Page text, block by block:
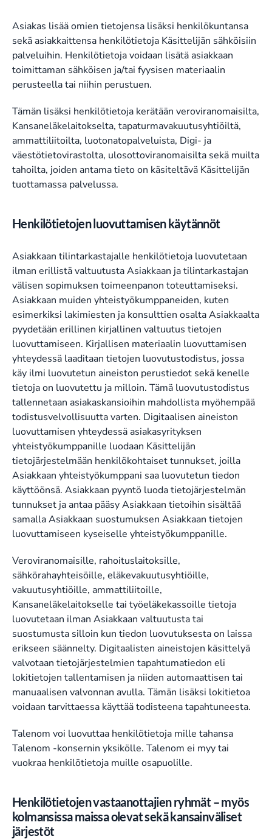
Asiakas lisää omien tietojensa lisäksi henkilökuntansa
sekä asiakkaittensa henkilötietoja Käsittelijän sähköisiin
palveluihin. Henkilötietoja voidaan lisätä asiakkaan
toimittaman sähköisen ja/tai fyysisen materiaalin
perusteella tai niihin perustuen.
Tämän lisäksi henkilötietoja kerätään veroviranomaisilta,
Kansaneläkelaitokselta, tapaturmavakuutusyhtiöiltä,
ammattiliitoilta, luotonatopalveluista, Digi- ja
väestötietovirastolta, ulosottoviranomaisilta sekä muilta
tahoilta, joiden antama tieto on käsiteltävä Käsittelijän
tuottamassa palvelussa.
Henkilötietojen luovuttamisen käytännöt
Asiakkaan tilintarkastajalle henkilötietoja luovutetaan
ilman erillistä valtuutusta Asiakkaan ja tilintarkastajan
välisen sopimuksen toimeenpanon toteuttamiseksi.
Asiakkaan muiden yhteistyökumppaneiden, kuten
esimerkiksi lakimiesten ja konsulttien osalta Asiakkaalta
pyydetään erillinen kirjallinen valtuutus tietojen
luovuttamiseen. Kirjallisen materiaalin luovuttamisen
yhteydessä laaditaan tietojen luovutustodistus, jossa
käy ilmi luovutetun aineiston perustiedot sekä kenelle
tietoja on luovutettu ja milloin. Tämä luovutustodistus
tallennetaan asiakaskansioihin mahdollista myöhempää
todistusvelvollisuutta varten. Digitaalisen aineiston
luovuttamisen yhteydessä asiakasyrityksen
yhteistyökumppanille luodaan Käsittelijän
tietojärjestelmään henkilökohtaiset tunnukset, joilla
Asiakkaan yhteistyökumppani saa luovutetun tiedon
käyttöönsä. Asiakkaan pyyntö luoda tietojärjestelmän
tunnukset ja antaa pääsy Asiakkaan tietoihin sisältää
samalla Asiakkaan suostumuksen Asiakkaan tietojen
luovuttamiseen kyseiselle yhteistyökumppanille.
Veroviranomaisille, rahoituslaitoksille,
sähkörahayhteisöille, eläkevakuutusyhtiöille,
vakuutusyhtiöille, ammattiliitoille,
Kansaneläkelaitokselle tai työeläkekassoille tietoja
luovutetaan ilman Asiakkaan valtuutusta tai
suostumusta silloin kun tiedon luovutuksesta on laissa
erikseen säännelty. Digitaalisten aineistojen käsittelyä
valvotaan tietojärjestelmien tapahtumatiedon eli
lokitietojen tallentamisen ja niiden automaattisen tai
manuaalisen valvonnan avulla. Tämän lisäksi lokitietoa
voidaan tarvittaessa käyttää todisteena tapahtuneesta.
Talenom voi luovuttaa henkilötietoja mille tahansa
Talenom -konsernin yksikölle. Talenom ei myy tai
vuokraa henkilötietoja muille osapuolille.
Henkilötietojen vastaanottajien ryhmät – myös
kolmansissa maissa olevat sekä kansainväliset
järjestöt